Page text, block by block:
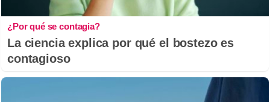
¿Por qué se contagia?
La ciencia explica por qué el bostezo es
contagioso